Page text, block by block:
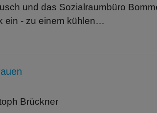
und das Sozialraumbüro
ein - zu einem kühlen…
Brückner